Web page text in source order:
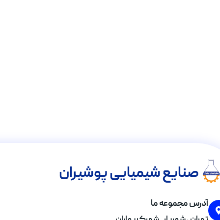
صنایع شیمیایی پوشیران
آدرس مجموعه ما